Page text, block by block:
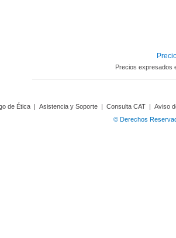
Precios expresados
de Ética | Asistencia y Soporte | Consulta CAT | Aviso
© Derechos